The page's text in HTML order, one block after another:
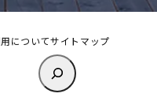
についてサイトマップ